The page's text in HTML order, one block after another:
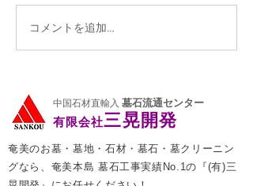
コメントを追加…
有限会社三晃開発
中国石材直輸入 墓石流通センター
奄美のお墓・墓地・石材・墓石・墓クリーニン
グなら、奄美本島 墓石工事実績No.1の『(有)三